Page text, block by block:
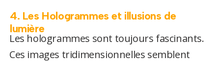
4. Les Hologrammes et illusions de
lumière
Les hologrammes sont toujours fascinants.
Ces images tridimensionnelles semblent